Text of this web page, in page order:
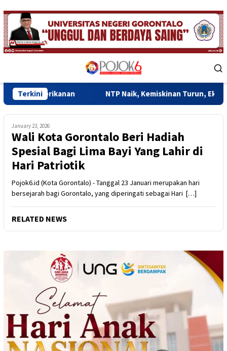
Skip
to
content
Menu
Terkini NTP Naik, Kemiskinan Turun, Ekonomi Gorontalo
January 23, 2026
Wali Kota Gorontalo Beri Hadiah
Spesial Bagi Lima Bayi Yang Lahir di
Hari Patriotik
Pojok6.id (Kota Gorontalo) - Tanggal 23 Januari merupakan hari
bersejarah bagi Gorontalo, yang diperingati sebagai Hari […]
RELATED NEWS